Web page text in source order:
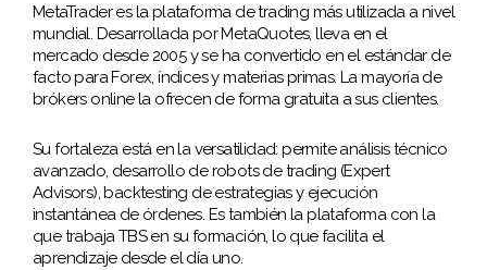
MetaTrader es la plataforma de trading más utilizada a nivel
mundial. Desarrollada por MetaQuotes, lleva en el
mercado desde 2005 y se ha convertido en el estándar de
facto para Forex, índices y materias primas. La mayoría de
brókers online la ofrecen de forma gratuita a sus clientes.
Su fortaleza está en la versatilidad: permite análisis técnico
avanzado, desarrollo de robots de trading (Expert
Advisors), backtesting de estrategias y ejecución
instantánea de órdenes. Es también la plataforma con la
que trabaja TBS en su formación, lo que facilita el
aprendizaje desde el día uno.